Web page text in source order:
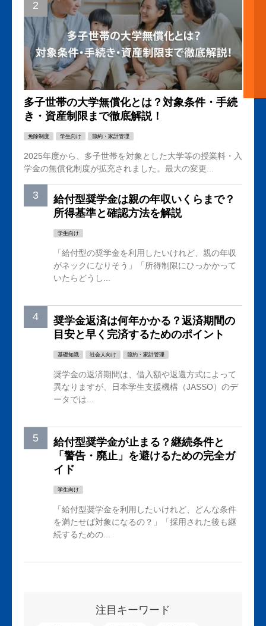
多子世帯の大学無償化とは？対象条件・手続
き・資産制限まで徹底解説！
免除制度 学生向け 節約・家計管理
2025年度から、多子世帯を対象とした大学等の授業料・入
学金の無償化制度が拡充されました。最大の変更...
給付型奨学金は親の年収いくらまで？
所得基準と確認方法を解説
学生向け
「給付型の奨学金を利用したいけれど、親の年収
がネックになりそう」「所得制限にひっかかって
いたらどうし...
奨学金返済は何年かかる？返済期間の
目安と早く完済するためのポイント
基礎知識 社会人向け 節約・家計管理
奨学金の返済期間は、借入額や返還方式によって
異なりますが、日本学生支援機構（JASSO）のデ
ータでは...
給付型奨学金が止まる？継続条件と
「警告・廃止」を避けるための完全ガ
イド
学生向け
「給付型奨学金を利用したいけれど、どんな条件
を満たせば対象になるの？」「採用された後も継
続するための...
注目キーワード